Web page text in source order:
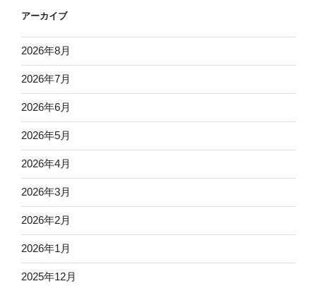
アーカイブ
2026年8月
2026年7月
2026年6月
2026年5月
2026年4月
2026年3月
2026年2月
2026年1月
2025年12月